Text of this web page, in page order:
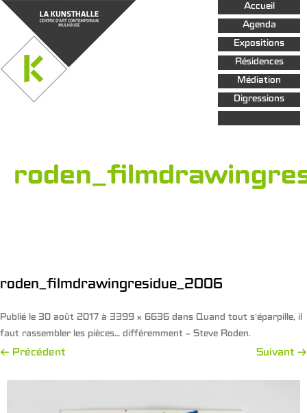
Aller au
contenu
principal
Accueil
Agenda
Expositions
Résidences
Médiation
Digressions
roden_filmdrawingresidue_2006
Publié le 30 août 2017 à 3399 × 6636 dans Quand tout s’éparpille, il
faut rassembler les pièces… différemment – Steve Roden.
← Précédent Suivant →